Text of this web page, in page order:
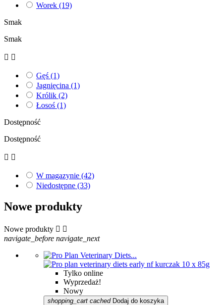
Worek (19)
Smak
Smak
 
Gęś (1)
Jagnięcina (1)
Królik (2)
Łosoś (1)
Dostępność
Dostępność
 
W magazynie (42)
Niedostępne (33)
Nowe produkty
Nowe produkty  
navigate_before navigate_next
Tylko online
Wyprzedaż!
Nowy
shopping_cart cached Dodaj do koszyka